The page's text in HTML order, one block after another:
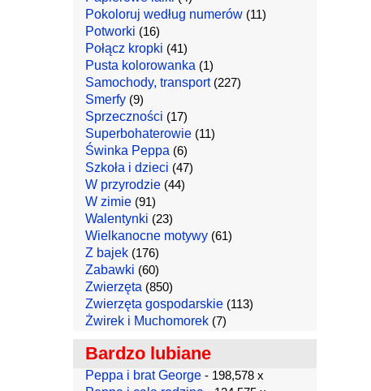
Pokoloruj według numerów(11)
Potworki (16)
Połącz kropki (41)
Pusta kolorowanka (1)
Samochody, transport(227)
Smerfy(9)
Sprzeczności (17)
Superbohaterowie(11)
Świnka Peppa (6)
Szkoła i dzieci (47)
W przyrodzie(44)
W zimie(91)
Walentynki (23)
Wielkanocne motywy(61)
Z bajek(176)
Zabawki (60)
Zwierzęta (850)
Zwierzęta gospodarskie(113)
Żwirek i Muchomorek(7)
Bardzo lubiane
Peppa i brat George- 198,578 x